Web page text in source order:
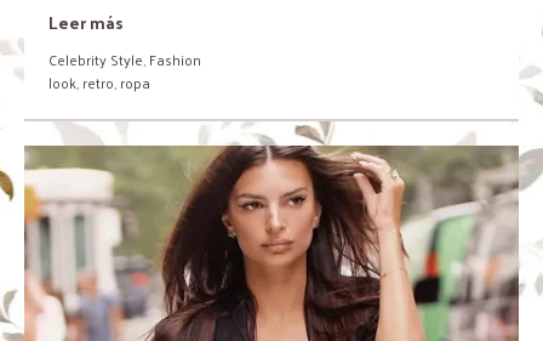
Leer más
Celebrity Style,Fashion
look,retro,ropa